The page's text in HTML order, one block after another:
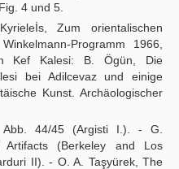
4 und 5.
Zum orientalischen
Programm 1966,
Kef Kalesi: B. Ögün, Die
bei Adilcevaz und einige
Kunst. Archäologischer
Abb. 44/45 (Argisti I.). - G.
(Berkeley and Los
II). - O. A. Taşyürek, The